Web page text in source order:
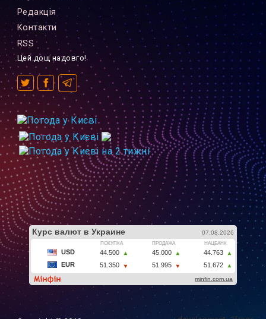
Редакцiя
Контакти
RSS
Цей дощ надовго!